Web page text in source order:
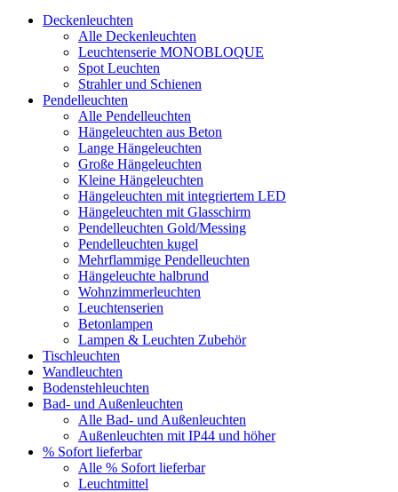
Deckenleuchten
Alle Deckenleuchten
Leuchtenserie MONOBLOQUE
Spot Leuchten
Strahler und Schienen
Pendelleuchten
Alle Pendelleuchten
Hängeleuchten aus Beton
Lange Hängeleuchten
Große Hängeleuchten
Kleine Hängeleuchten
Hängeleuchten mit integriertem LED
Hängeleuchten mit Glasschirm
Pendelleuchten Gold/Messing
Pendelleuchten kugel
Mehrflammige Pendelleuchten
Hängeleuchte halbrund
Wohnzimmerleuchten
Leuchtenserien
Betonlampen
Lampen & Leuchten Zubehör
Tischleuchten
Wandleuchten
Bodenstehleuchten
Bad- und Außenleuchten
Alle Bad- und Außenleuchten
Außenleuchten mit IP44 und höher
% Sofort lieferbar
Alle % Sofort lieferbar
Leuchtmittel